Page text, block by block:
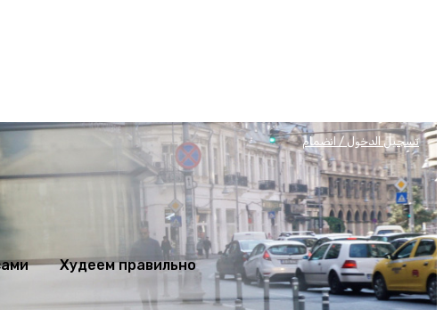
تسجيل الدخول / انضمام
Худеем правильно